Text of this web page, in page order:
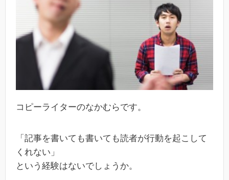
コピーライターのなかむらです。
「記事を書いても書いても読者が行動を起こして
くれない」
という経験はないでしょうか。